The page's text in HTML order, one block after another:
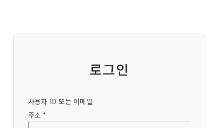
로그인
사용자 ID 또는 이메일
주소 *